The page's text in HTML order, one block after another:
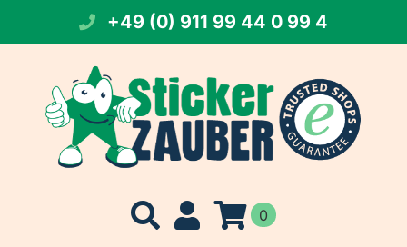
springen
+49 (0) 911 99 44 0 99 4
0